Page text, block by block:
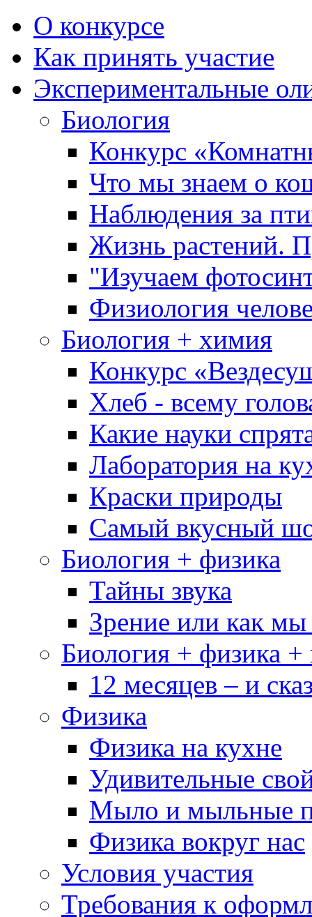
О конкурсе
Как принять участие
Экспериментальные
Биология
Конкурс
Что мы знаем о
Наблюдения за
Жизнь растений.
"Изучаем
Физиология
Биология + химия
Конкурс
Хлеб - всему
Какие науки
Лаборатория на
Краски природы
Самый вкусный
Биология + физика
Тайны звука
Зрение или как
Биология + физика +
12 месяцев – и
Физика
Физика на кухне
Удивительные
Мыло и мыльные
Физика вокруг нас
Условия участия
Требования к